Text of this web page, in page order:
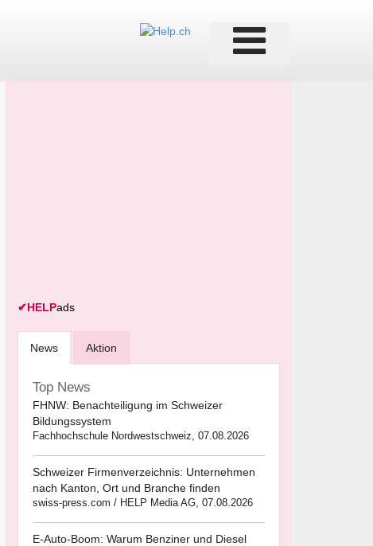
✔HELPads
News Aktion
Top News
FHNW: Benachteiligung im Schweizer
Bildungssystem
Fachhochschule Nordwestschweiz, 07.08.2026
Schweizer Firmenverzeichnis: Unternehmen
nach Kanton, Ort und Branche finden
swiss-press.com / HELP Media AG, 07.08.2026
E-Auto-Boom: Warum Benziner und Diesel